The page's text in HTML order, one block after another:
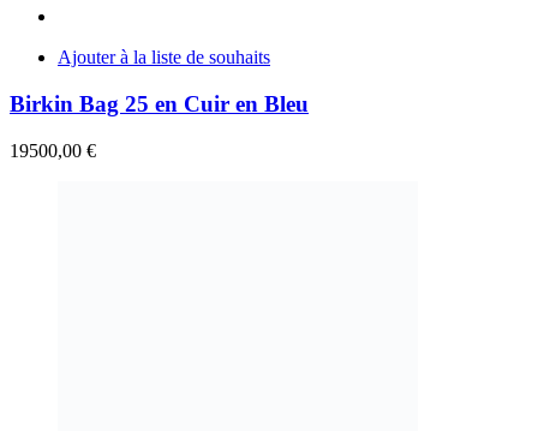
Ajouter à la liste de souhaits
Birkin Bag 25 en Cuir en Bleu
19500,00 €